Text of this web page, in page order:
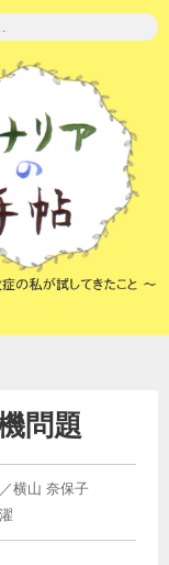
問題
横山 奈保子